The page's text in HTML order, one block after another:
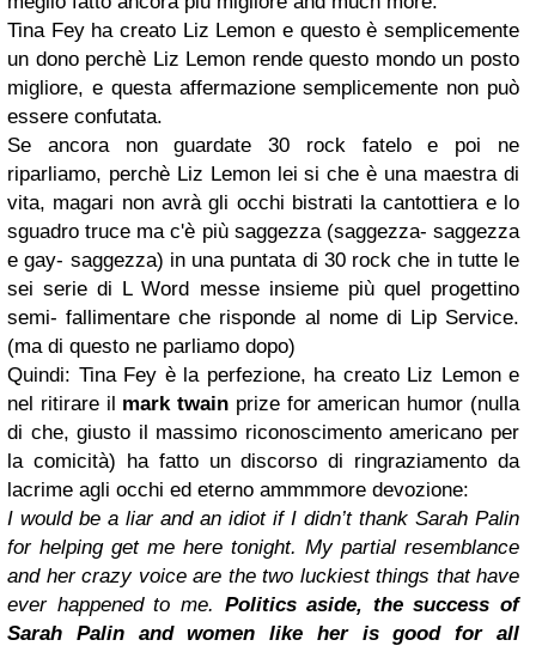
Tina Fey ha creato Liz Lemon e questo è semplicemente
un donoperchè Liz Lemon rende questo mondo un posto
migliore, e questa affermazione semplicemente non può
essere confutata.
Se ancora non guardate 30 rock fatelo e poi ne
riparliamo, perchè Liz Lemon lei si che è una maestra di
vita, magari non avrà gli occhi bistrati la cantottiera e lo
sguadro truce ma c'è più saggezza (saggezza- saggezza
e gay- saggezza) in una puntata di 30 rock che in tutte le
sei serie di L Word messe insiemepiù quel progettino
semi- fallimentare che risponde al nome di Lip Service.
(ma di questo ne parliamo dopo)
Quindi: Tina Fey è la perfezione, ha creato Liz Lemon e
nel ritirare il mark twain prize for american humor (nulla
di che, giusto il massimo riconoscimento americano per
la comicità) ha fatto un discorso di ringraziamento da
lacrime agli occhi ed eterno ammmmore devozione:
I would be a liar and an idiot if I didn’t thank Sarah Palin
for helping get me here tonight. My partial resemblance
and her crazy voice are the two luckiest things that have
ever happened to me. Politics aside, the success of
Sarah Palin and women like her is good for all